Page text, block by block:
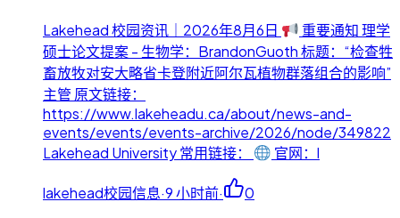
Lakehead 校园资讯｜2026年8月6日
重要通知 理学
硕士论文提案 - 生物学：BrandonGuoth 标题：“检查牲
畜放牧对安大略省卡登附近阿尔瓦植物群落组合的影响”
主管 原文链接：
https://www.lakeheadu.ca/about/news-and-
events/events/events-archive/2026/node/349822
Lakehead University 常用链接：
官网：l
lakehead校园信息·9 小时前· 0